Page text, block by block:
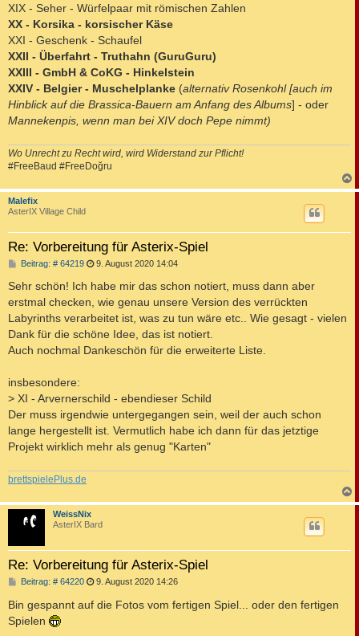
XIX - Seher - Würfelpaar mit römischen Zahlen
XX - Korsika - korsischer Käse
XXI - Geschenk - Schaufel
XXII - Überfahrt - Truthahn (GuruGuru)
XXIII - GmbH & CoKG - Hinkelstein
XXIV - Belgier - Muschelplanke (alternativ Rosenkohl [auch im
Hinblick auf die Brassica-Bauern am Anfang des Albums] - oder
Mannekenpis, wenn man bei XIV doch Pepe nimmt)
Wo Unrecht zu Recht wird, wird Widerstand zur Pflicht!
#FreeBaud #FreeDoğru
a
Malefix
AsterIX Village Child
Re: Vorbereitung für Asterix-Spiel
Beitrag: # 64219B
i
r
a
g
9. August 2020 14:04
Sehr schön! Ich habe mir das schon notiert, muss dann aber
erstmal checken, wie genau unsere Version des verrückten
Labyrinths verarbeitet ist, was zu tun wäre etc.. Wie gesagt - vielen
Dank für die schöne Idee, das ist notiert.
Auch nochmal Dankeschön für die erweiterte Liste.
insbesondere:
> XI - Arvernerschild - ebendieser Schild
Der muss irgendwie untergegangen sein, weil der auch schon
lange hergestellt ist. Vermutlich habe ich dann für das jetztige
Projekt wirklich mehr als genug "Karten"
brettspielePlus.de
a
WeissNix
AsterIX Bard
Re: Vorbereitung für Asterix-Spiel
Beitrag: # 64220B
t
9. August 2020 14:26
Bin gespannt auf die Fotos vom fertigen Spiel... oder den fertigen
Spielen